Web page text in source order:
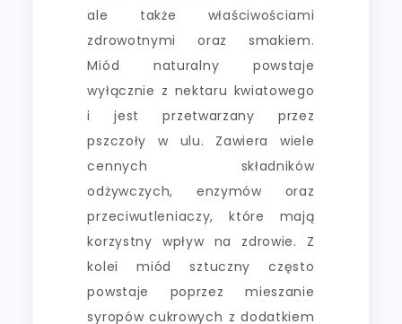
ale także właściwościami
zdrowotnymi oraz smakiem.
Miód naturalny powstaje
wyłącznie z nektaru kwiatowego
i jest przetwarzany przez
pszczoły w ulu. Zawiera wiele
cennych składników
odżywczych, enzymów oraz
przeciwutleniaczy, które mają
korzystny wpływ na zdrowie. Z
kolei miód sztuczny często
powstaje poprzez mieszanie
syropów cukrowych z dodatkiem